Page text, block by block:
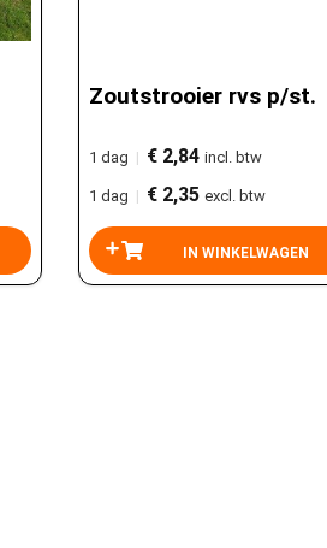
Zoutstrooier rvs p/st.
1 dag | € 2,84 incl. btw
1 dag | € 2,35 excl. btw